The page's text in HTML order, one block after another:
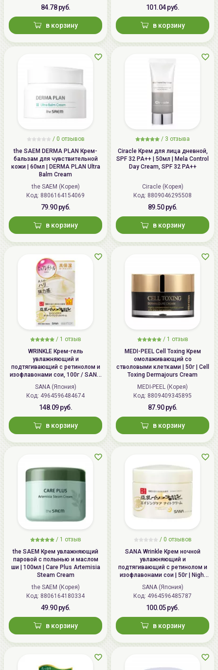
84.78 руб.
в корзину
101.04 руб.
в корзину
/ 0 отзывов
the SAEM DERMA PLAN Крем-
бальзам для чувствительной
кожи | 60мл | DERMA PLAN Ultra
Balm Cream
the SAEM (Корея)
Код: 8806164154069
79.90 руб.
в корзину
/ 3 отзыва
Ciracle Крем для лица дневной,
SPF 32 PA++ | 50мл | Mela Control
Day Cream, SPF 32 PA++
Ciracle (Корея)
Код: 8809046295508
89.50 руб.
в корзину
/ 1 отзыв
WRINKLE Крем-гель
увлажняющий и
подтягивающий с ретинолом и
изофлавонами сои, 100г / SANA
WRINKLE Gel Cream
SANA (Япония)
Код: 4964596484674
148.09 руб.
в корзину
/ 1 отзыв
MEDI-PEEL Cell Toxing Крем
омолаживающий со
стволовыми клетками | 50г | Cell
Toxing Dermajours Cream
MEDI-PEEL (Корея)
Код: 8809409345895
87.90 руб.
в корзину
/ 1 отзыв
the SAEM Крем увлажняющий
паровой с полынью и маслом
ши | 100мл | Care Plus Artemisia
Steam Cream
the SAEM (Корея)
Код: 8806164180334
49.90 руб.
в корзину
/ 0 отзывов
SANA Wrinkle Крем ночной
увлажняющий и
подтягивающий с ретинолом и
изофлавонами сои | 50г | Night
Wrinkle Cream
SANA (Япония)
Код: 4964596485787
100.05 руб.
в корзину